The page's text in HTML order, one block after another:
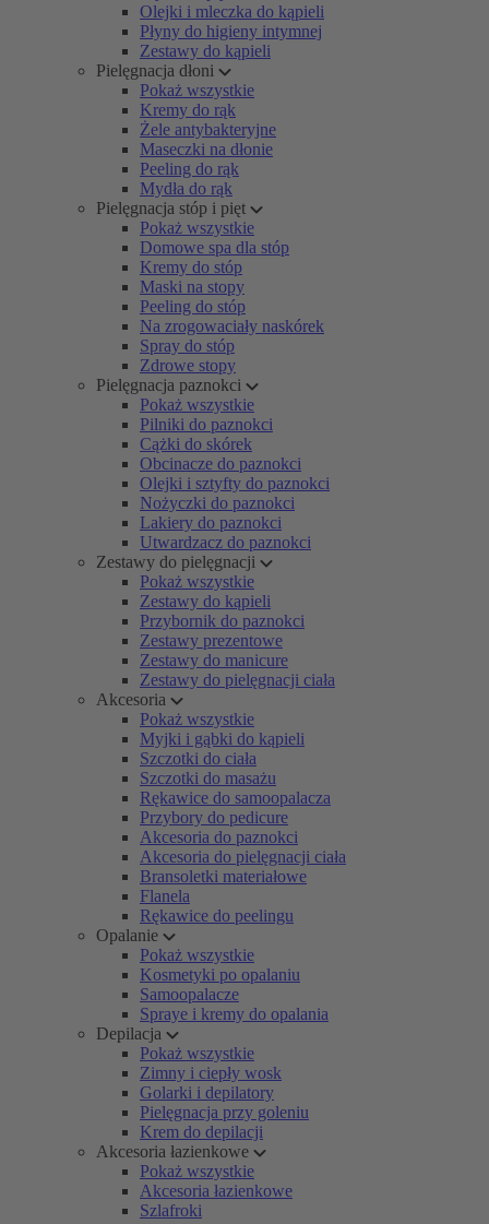
Olejki i mleczka do kąpieli
Płyny do higieny intymnej
Zestawy do kąpieli
Pielęgnacja dłoni
Pokaż wszystkie
Kremy do rąk
Żele antybakteryjne
Maseczki na dłonie
Peeling do rąk
Mydła do rąk
Pielęgnacja stóp i pięt
Pokaż wszystkie
Domowe spa dla stóp
Kremy do stóp
Maski na stopy
Peeling do stóp
Na zrogowaciały naskórek
Spray do stóp
Zdrowe stopy
Pielęgnacja paznokci
Pokaż wszystkie
Pilniki do paznokci
Cążki do skórek
Obcinacze do paznokci
Olejki i sztyfty do paznokci
Nożyczki do paznokci
Lakiery do paznokci
Utwardzacz do paznokci
Zestawy do pielęgnacji
Pokaż wszystkie
Zestawy do kąpieli
Przybornik do paznokci
Zestawy prezentowe
Zestawy do manicure
Zestawy do pielęgnacji ciała
Akcesoria
Pokaż wszystkie
Myjki i gąbki do kąpieli
Szczotki do ciała
Szczotki do masażu
Rękawice do samoopalacza
Przybory do pedicure
Akcesoria do paznokci
Akcesoria do pielęgnacji ciała
Bransoletki materiałowe
Flanela
Rękawice do peelingu
Opalanie
Pokaż wszystkie
Kosmetyki po opalaniu
Samoopalacze
Spraye i kremy do opalania
Depilacja
Pokaż wszystkie
Zimny i ciepły wosk
Golarki i depilatory
Pielęgnacja przy goleniu
Krem do depilacji
Akcesoria łazienkowe
Pokaż wszystkie
Akcesoria łazienkowe
Szlafroki